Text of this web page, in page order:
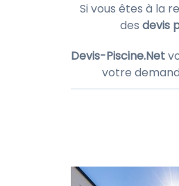
Si vous êtes à la
des devis
Devis-Piscine.Net
votre